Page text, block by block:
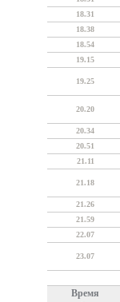
18.31
18.38
18.54
19.15
19.25
20.20
20.34
20.51
21.11
21.18
21.26
21.59
22.07
23.07
Время